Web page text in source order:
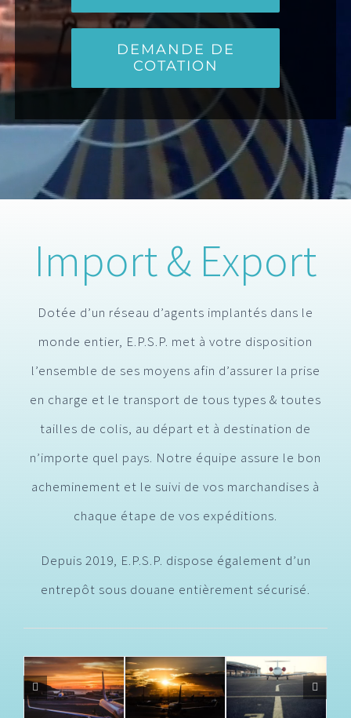
DEMANDE DE
COTATION
Import & Export
Dotée d’un réseau d’agents implantés dans le
monde entier, E.P.S.P. met à votre disposition
l’ensemble de ses moyens afin d’assurer la prise
en charge et le transport de tous types & toutes
tailles de colis, au départ et à destination de
n’importe quel pays. Notre équipe assure le bon
acheminement et le suivi de vos marchandises à
chaque étape de vos expéditions.
Depuis 2019, E.P.S.P. dispose également d’un
entrepôt sous douane entièrement sécurisé.